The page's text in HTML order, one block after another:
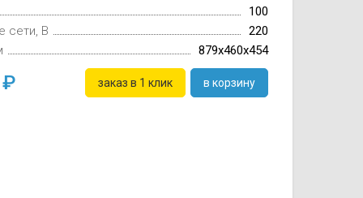
100
сети, В
220
879x460x454
заказ в 1 клик в корзину